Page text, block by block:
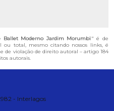
Ballet Moderno Jardim Morumbi" é de
ou total, mesmo citando nossos links, é
de violação de direito autoral – artigo 184
autorais.
- Interlagos